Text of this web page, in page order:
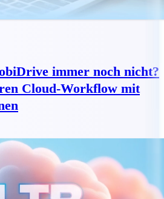
immer noch nicht?
Cloud-Workflow mit